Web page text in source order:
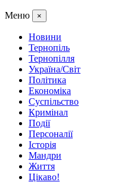
Меню ×
Новини
Тернопіль
Тернопілля
Україна/Світ
Політика
Економіка
Суспільство
Кримінал
Події
Персоналії
Історія
Мандри
Життя
Цікаво!